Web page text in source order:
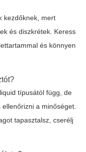
kezdőknek, mert
és diszkrétek. Keress
és könnyen
típusától függ, de
a minőséget.
tapasztalsz, cserélj